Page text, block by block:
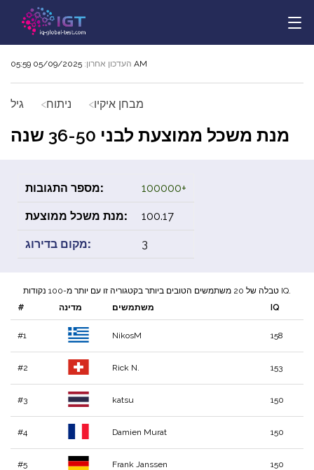
העדכון אחרון: 05/09/2025 05:59 AM
מבחן איקיו ניתוח גיל
מנת משכל ממוצעת לבני 36-50 שנה
מספר התגובות: 100000+
מנת משכל ממוצעת: 100.17
מקום בדירוג: 3
טבלה של 20 משתמשים הטובים ביותר בקטגוריה זו עם יותר מ-100 נקודות IQ.
#
מדינה משתמשים IQ
#1 NikosM 158
#2 Rick N. 153
#3 katsu 150
#4 Damien Murat 150
#5 Frank Janssen 150